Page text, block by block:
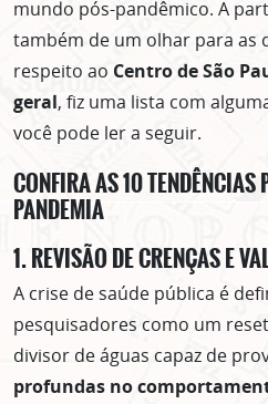
mundo pós-pandêmico. A
também de um olhar para as
respeito ao Centro de São
geral, fiz uma lista com
você pode ler a seguir.
CONFIRA AS 10 TENDÊNCIAS
PANDEMIA
1. REVISÃO DE CRENÇAS E
A crise de saúde pública é
pesquisadores como um
divisor de águas capaz de
profundas no